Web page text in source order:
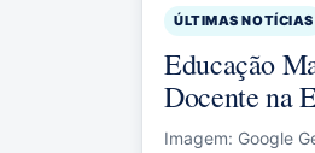
ÚLTIMAS NOTÍCIAS
Educação
Docente na
Imagem: Google